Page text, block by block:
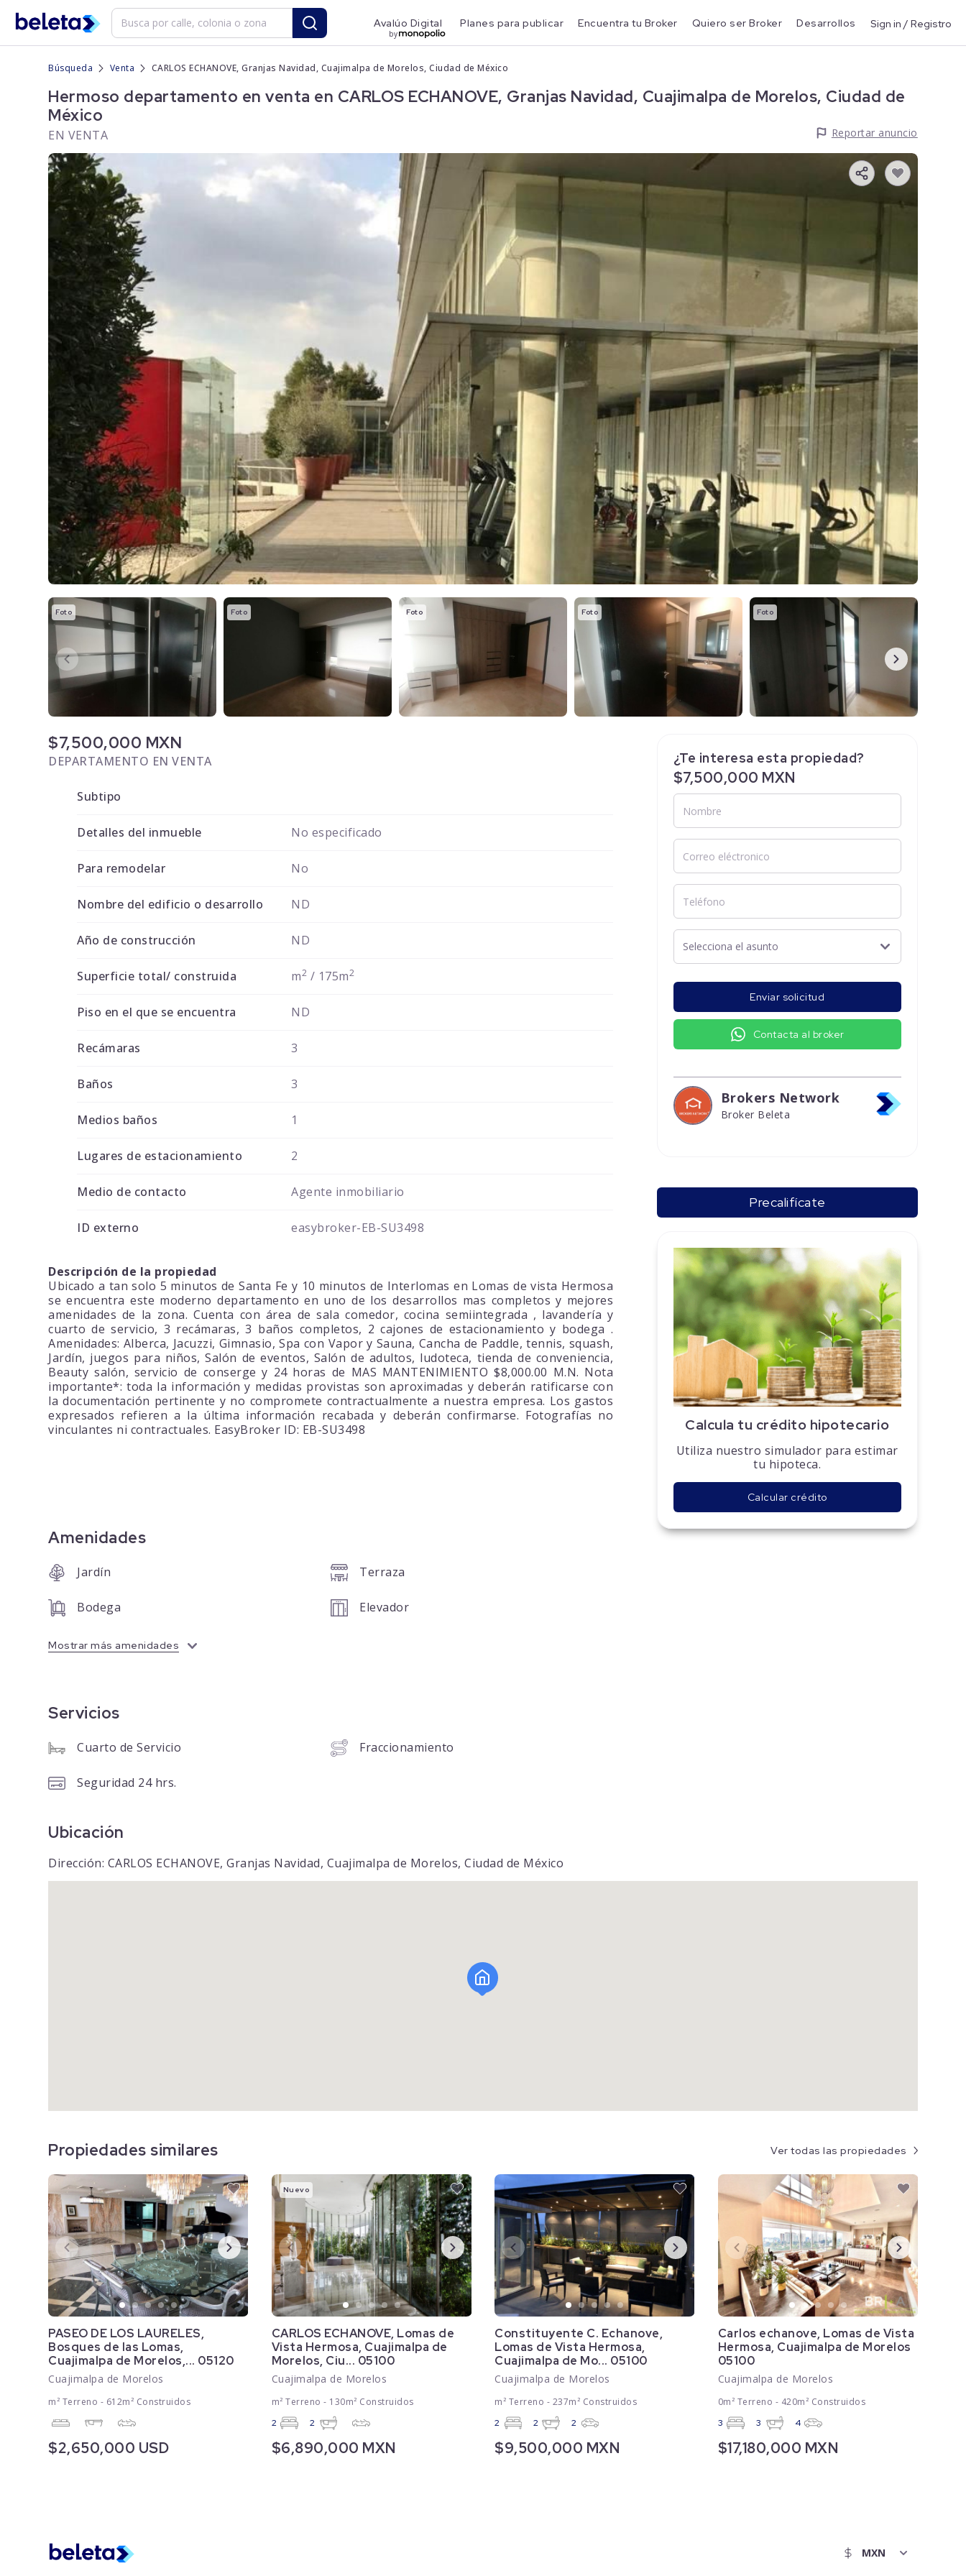
Avalúo Digital
by
Planes para publicar Encuentra tu Broker Quiero ser Broker Desarrollos Sign in / Registro
Búsqueda Venta CARLOS ECHANOVE, Granjas Navidad, Cuajimalpa de Morelos, Ciudad de México
Hermoso departamento en venta en CARLOS ECHANOVE, Granjas Navidad, Cuajimalpa de Morelos, Ciudad de
México
EN VENTA Reportar anuncio
Foto Foto Foto Foto Foto
$7,500,000 MXN
DEPARTAMENTO EN VENTA
Subtipo
Detalles del inmueble No especificado
Para remodelar No
Nombre del edificio o desarrollo ND
Año de construcción ND
Superficie total/ construida m2 / 175m2
Piso en el que se encuentra ND
Recámaras 3
Baños 3
Medios baños 1
Lugares de estacionamiento 2
Medio de contacto Agente inmobiliario
ID externo easybroker-EB-SU3498
Descripción de la propiedad
Ubicado a tan solo 5 minutos de Santa Fe y 10 minutos de Interlomas en Lomas de vista Hermosa
se encuentra este moderno departamento en uno de los desarrollos mas completos y mejores
amenidades de la zona. Cuenta con área de sala comedor, cocina semiintegrada , lavandería y
cuarto de servicio, 3 recámaras, 3 baños completos, 2 cajones de estacionamiento y bodega .
Amenidades: Alberca, Jacuzzi, Gimnasio, Spa con Vapor y Sauna, Cancha de Paddle, tennis, squash,
Jardín, juegos para niños, Salón de eventos, Salón de adultos, ludoteca, tienda de conveniencia,
Beauty salón, servicio de conserge y 24 horas de MAS MANTENIMIENTO $8,000.00 M.N. Nota
importante*: toda la información y medidas provistas son aproximadas y deberán ratificarse con
la documentación pertinente y no compromete contractualmente a nuestra empresa. Los gastos
expresados refieren a la última información recabada y deberán confirmarse. Fotografías no
vinculantes ni contractuales. EasyBroker ID: EB-SU3498
¿Te interesa esta propiedad?
$7,500,000 MXN
Enviar solicitud
Contacta al broker
Brokers Network
Broker Beleta
Precalifícate
Calcula tu crédito hipotecario
Utiliza nuestro simulador para estimar
tu hipoteca.
Calcular crédito
Amenidades
Jardín Terraza
Bodega Elevador
Mostrar más amenidades
Servicios
Cuarto de Servicio Fraccionamiento
Seguridad 24 hrs.
Ubicación
Dirección: CARLOS ECHANOVE, Granjas Navidad, Cuajimalpa de Morelos, Ciudad de México
Propiedades similares
PASEO DE LOS LAURELES,
Bosques de las Lomas,
Cuajimalpa de Morelos,... 05120
Cuajimalpa de Morelos
m² Terreno - 612m² Construidos
$2,650,000 USD
CARLOS ECHANOVE, Lomas de
Vista Hermosa, Cuajimalpa de
Morelos, Ciu... 05100
Cuajimalpa de Morelos
m² Terreno - 130m² Construidos
2 2
$6,890,000 MXN
Nuevo
Constituyente C. Echanove,
Lomas de Vista Hermosa,
Cuajimalpa de Mo... 05100
Cuajimalpa de Morelos
m² Terreno - 237m² Construidos
2 2 2
$9,500,000 MXN
Carlos echanove, Lomas de Vista
Hermosa, Cuajimalpa de Morelos
05100
Cuajimalpa de Morelos
0m² Terreno - 420m² Construidos
3 3 4
$17,180,000 MXN
Ver todas las propiedades